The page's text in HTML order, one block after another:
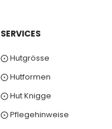
SERVICES
⨀ Hutgrösse
⨀ Hutformen
⨀ Hut Knigge
⨀ Pflegehinweise